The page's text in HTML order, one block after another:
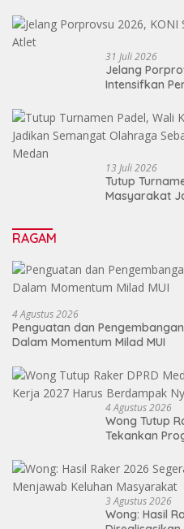
31 Juli 2026
Jelang
Intensifkan
13 Juli 2026
Tutup
Masyarakat
RAGAM
4 Agustus 2026
Penguatan dan
Dalam Momentum Milad MUI
4 Agustus 2026
Wong Tutup
Tekankan
3 Agustus 2026
Wong: Hasil